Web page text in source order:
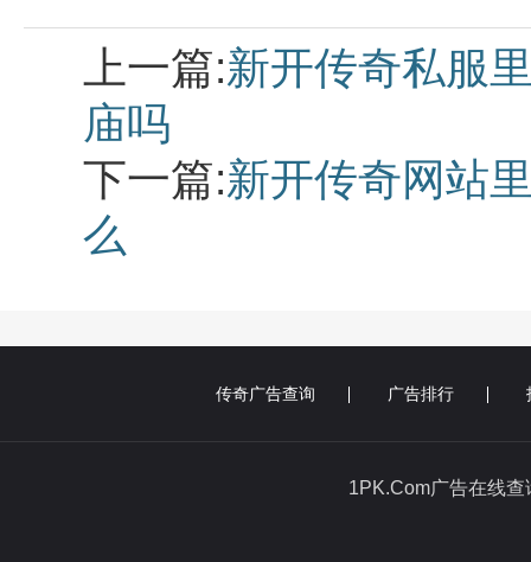
上一篇:新开传奇私服
庙吗
下一篇:新开传奇网站
么
传奇广告查询 广告排行
1PK.Com广告在